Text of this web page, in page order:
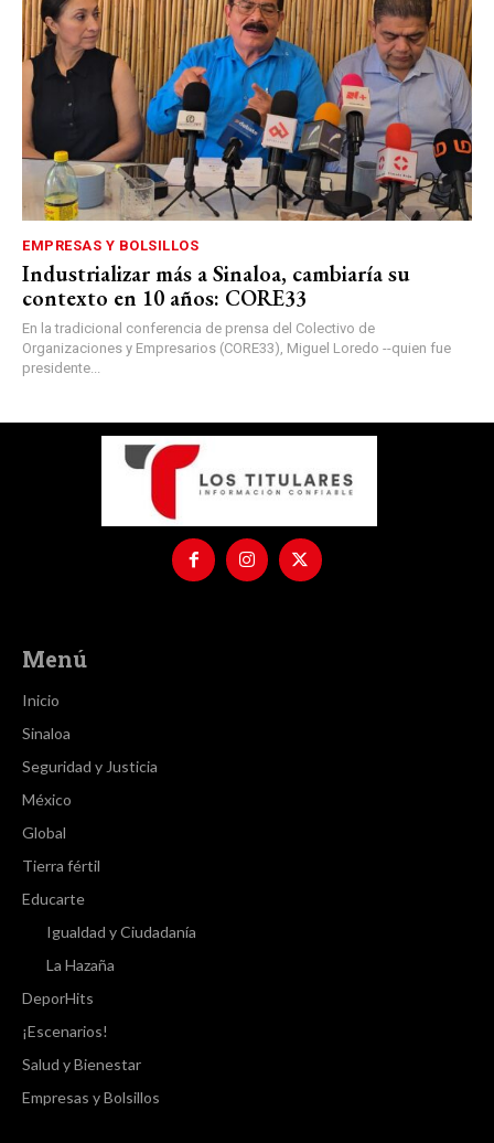
EMPRESAS Y BOLSILLOS
Industrializar más a Sinaloa, cambiaría su
contexto en 10 años: CORE33
En la tradicional conferencia de prensa del Colectivo de
Organizaciones y Empresarios (CORE33), Miguel Loredo --quien fue
presidente...
Menú
Inicio
Sinaloa
Seguridad y Justicia
México
Global
Tierra fértil
Educarte
Igualdad y Ciudadanía
La Hazaña
DeporHits
¡Escenarios!
Salud y Bienestar
Empresas y Bolsillos